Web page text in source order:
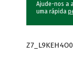
Ajude-nos a
uma rápida